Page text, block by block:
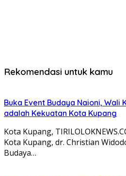
Rekomendasi untuk kamu
Buka Event Budaya Naioni, Wali
adalah Kekuatan Kota Kupang
Kota Kupang,
Kota Kupang, dr. Christian
Budaya…